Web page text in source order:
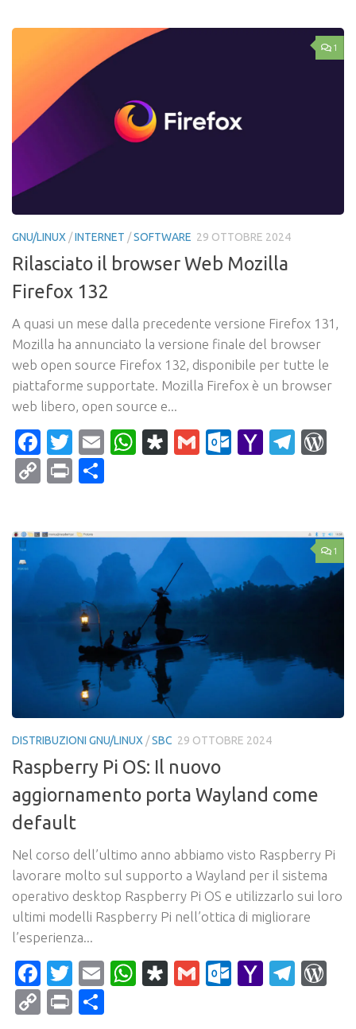
1
GNU/LINUX /INTERNET /SOFTWARE 29 OTTOBRE 2024
Rilasciato il browser Web Mozilla
Firefox 132
A quasi un mese dalla precedente versione Firefox 131,
Mozilla ha annunciato la versione finale del browser
web open source Firefox 132, disponibile per tutte le
piattaforme supportate. Mozilla Firefox è un browser
web libero, open source e...
Facebook
Twitter
EmailWhatsApp
Diaspora
Gmail Yahoo
CopyPrint
1
DISTRIBUZIONI GNU/LINUX /SBC 29 OTTOBRE 2024
Raspberry Pi OS: Il nuovo
aggiornamento porta Wayland come
default
Nel corso dell’ultimo anno abbiamo visto Raspberry Pi
lavorare molto sul supporto a Wayland per il sistema
operativo desktop Raspberry Pi OS e utilizzarlo sui loro
ultimi modelli Raspberry Pi nell’ottica di migliorare
l’esperienza...
Facebook
Twitter
EmailWhatsApp
Diaspora
Gmail Yahoo
CopyPrint